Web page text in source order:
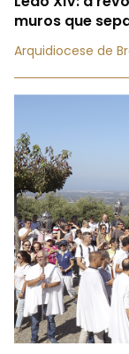
muros que
Arquidiocese de